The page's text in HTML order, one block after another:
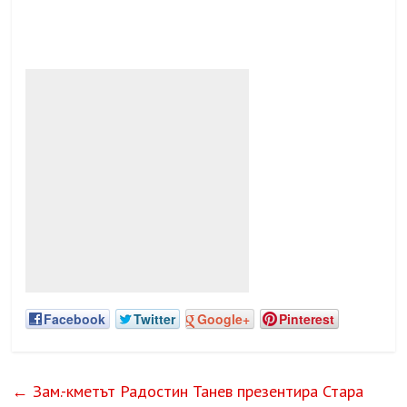
Facebook Twitter Google+ Pinterest
← Зам.-кметът Радостин Танев презентира Стара